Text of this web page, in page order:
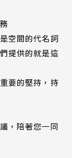
空間的代名詞
提供的就是這
要的堅持，持
，陪著您一同